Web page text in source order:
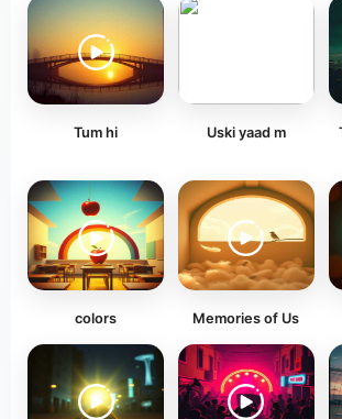
Tum hi Uski yaad m
colors Memories of Us